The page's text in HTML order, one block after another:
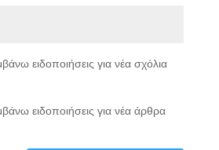
ειδοποιήσεις για νέα σχόλια
ειδοποιήσεις για νέα άρθρα